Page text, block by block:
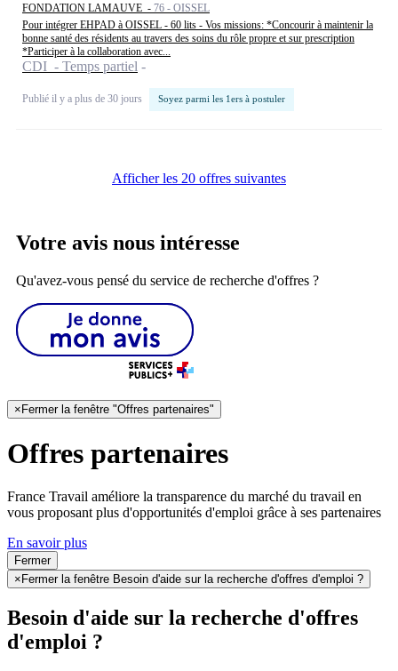
FONDATION LAMAUVE - 76 - OISSEL
Pour intégrer EHPAD à OISSEL - 60 lits - Vos missions: *Concourir à maintenir la
bonne santé des résidents au travers des soins du rôle propre et sur prescription
*Participer à la collaboration avec...
CDI - Temps partiel
Publié il y a plus de 30 jours Soyez parmi les 1ers à postuler
Afficher les 20 offres suivantes
Votre avis nous intéresse
Qu'avez-vous pensé du service de recherche d'offres ?
×Fermer la fenêtre "Offres partenaires"
Offres partenaires
France Travail améliore la transparence du marché du travail en
vous proposant plus d'opportunités d'emploi grâce à ses partenaires
En savoir plus
Fermer
× Fermer la fenêtre Besoin d'aide sur la recherche d'offres d'emploi ?
Besoin d'aide sur la recherche d'offres
d'emploi ?